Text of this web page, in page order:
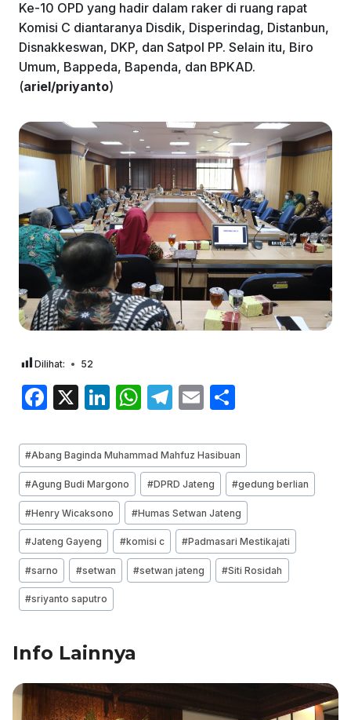
Ke-10 OPD yang hadir dalam raker di ruang rapat
Komisi C diantaranya Disdik, Disperindag, Distanbun,
Disnakkeswan, DKP, dan Satpol PP. Selain itu, Biro
Umum, Bappeda, Bapenda, dan BPKAD.
(ariel/priyanto)
Dilihat: 52
F
c
e
b
o
o
k
X
Li
k
e
dI
n
W
at
s
A
p
p
T
e
gr
a
m
E
ai
l
ar
e
Post
Tags:
#Abang Baginda Muhammad Mahfuz Hasibuan
#Agung Budi Margono #DPRD Jateng #gedung berlian
#Henry Wicaksono #Humas Setwan Jateng
#Jateng Gayeng #komisi c #Padmasari Mestikajati
#sarno #setwan #setwan jateng #Siti Rosidah
#sriyanto saputro
Info Lainnya